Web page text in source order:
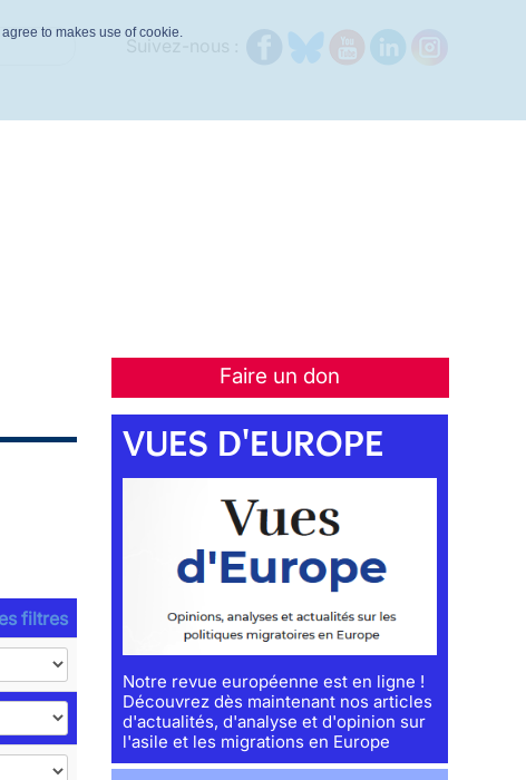
Faire un don
filtres
VUES D'EUROPE
Notre revue européenne est en ligne !
Découvrez dès maintenant nos articles
d'actualités, d'analyse et d'opinion sur
l'asile et les migrations en Europe
to makes use of cookie.